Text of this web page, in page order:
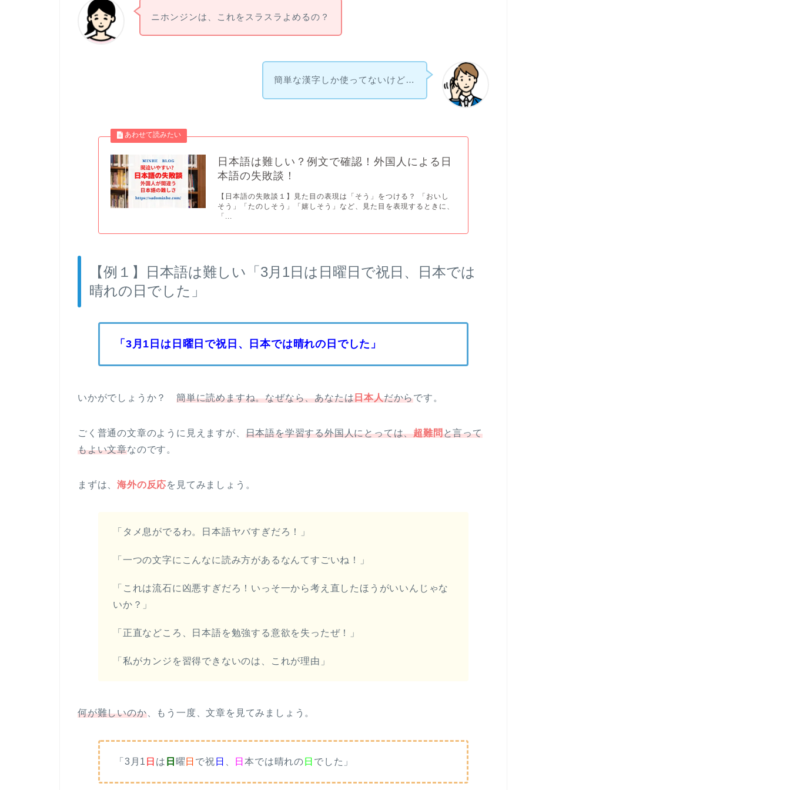
ニホンジンは、これをスラスラよめるの？
簡単な漢字しか使ってないけど…
日本語は難しい？例文で確認！外国人による日
本語の失敗談！
【日本語の失敗談１】見た目の表現は「そう」をつける？ 「おいし
そう」「たのしそう」「嬉しそう」など、見た目を表現するときに、
「...
【例１】日本語は難しい「3月1日は日曜日で祝日、日本では
晴れの日でした」
「3月1日は日曜日で祝日、日本では晴れの日でした」
いかがでしょうか？簡単に読めますね。なぜなら、あなたは日本人だからです。
ごく普通の文章のように見えますが、 日本語を学習する外国人にとっては、超難問と言って
もよい文章なのです。
まずは、海外の反応を見てみましょう。
「タメ息がでるわ。日本語ヤバすぎだろ！」
「一つの文字にこんなに読み方があるなんてすごいね！」
「これは流石に凶悪すぎだろ！いっそ一から考え直したほうがいいんじゃな
いか？」
「正直などころ、日本語を勉強する意欲を失ったぜ！」
「私がカンジを習得できないのは、これが理由」
何が難しいのか、もう一度、文章を見てみましょう。
「3月1 日 は 日 曜 日 で祝 日 日本では晴れの 日 でした」